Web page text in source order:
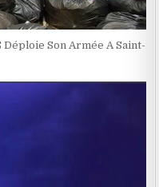
Son Armée A Saint-